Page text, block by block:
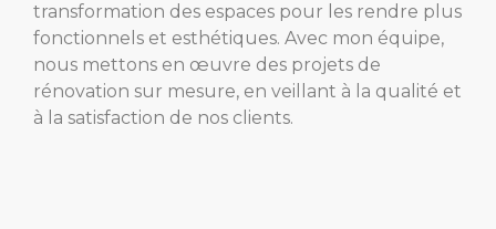
transformation des espaces pour les rendre plus
fonctionnels et esthétiques. Avec mon équipe,
nous mettons en œuvre des projets de
rénovation sur mesure, en veillant à la qualité et
à la satisfaction de nos clients.